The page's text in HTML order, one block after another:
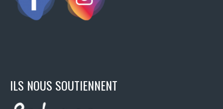
ILS NOUS SOUTIENNENT